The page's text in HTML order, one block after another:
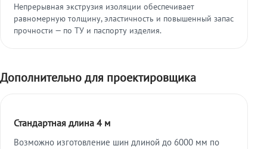
Непрерывная экструзия изоляции обеспечивает
равномерную толщину, эластичность и повышенный запас
прочности — по ТУ и паспорту изделия.
Дополнительно для проектировщика
Стандартная длина 4 м
Возможно изготовление шин длиной до 6000 мм по